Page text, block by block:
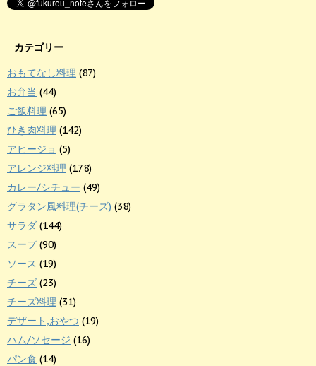
カテゴリー
おもてなし料理 (87)
お弁当 (44)
ご飯料理 (65)
ひき肉料理 (142)
アヒージョ (5)
アレンジ料理 (178)
カレー/シチュー (49)
グラタン風料理(チーズ) (38)
サラダ (144)
スープ(90)
ソース (19)
チーズ (23)
チーズ料理 (31)
デザート,おやつ (19)
ハム/ソセージ (16)
パン食 (14)